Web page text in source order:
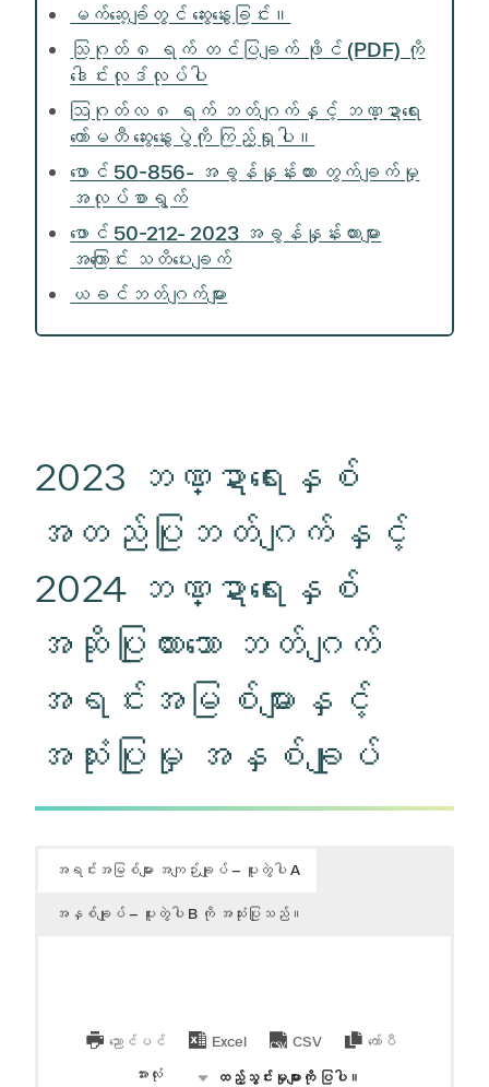
မက်ဆေ့ချ်တွင် ဆွေးနွေးခြင်း။
သြဂုတ် ၈ ရက် တင်ပြချက် ဖိုင် (PDF) ကို
ဒေါင်းလုဒ်လုပ်ပါ
ဩဂုတ်လ ၈ ရက် ဘတ်ဂျက်နှင့် ဘဏ္ဍာရေး
ကော်မတီ ဆွေးနွေးပွဲကို ကြည့်ရှုပါ။
ဖောင် 50-856- အခွန်နှုန်းထား တွက်ချက်မှု
အလုပ်စာရွက်
ဖောင် 50-212- 2023 အခွန်နှုန်းထားများ
အကြောင်း သတိပေးချက်
ယခင်ဘတ်ဂျက်များ
2023 ဘဏ္ဍာရေးနှစ်
အတည်ပြုဘတ်ဂျက်နှင့်
2024 ဘဏ္ဍာရေးနှစ်
အဆိုပြုထားသော ဘတ်ဂျက်
အရင်းအမြစ်များနှင့်
အသုံးပြုမှု အနှစ်ချုပ်
အရင်းအမြစ်များ အကျဉ်းချုပ် – ပူးတွဲပါ A
အနှစ်ချုပ် – ပူးတွဲပါ B ကို အသုံးပြုသည်။
ညောင်ပင် Excel CSV
ကော်ပီ
အားလုံး
ထည့်သွင်းမှုများကို ပြပါ။